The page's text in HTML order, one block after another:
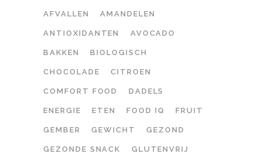
AFVALLEN AMANDELEN
ANTIOXIDANTEN AVOCADO
BAKKEN BIOLOGISCH
CHOCOLADE CITROEN
COMFORT FOOD DADELS
ENERGIE ETEN FOOD IQ FRUIT
GEMBER GEWICHT GEZOND
GEZONDE SNACK GLUTENVRIJ